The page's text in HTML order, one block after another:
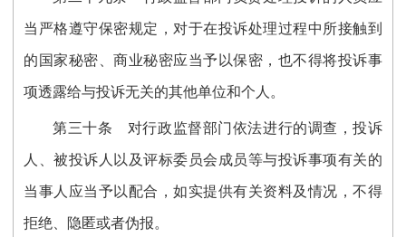
当严格遵守保密规定，对于在投诉处理过程中所接触到
的国家秘密、商业秘密应当予以保密，也不得将投诉事
项透露给与投诉无关的其他单位和个人。
第三十条 对行政监督部门依法进行的调查，投诉
人、被投诉人以及评标委员会成员等与投诉事项有关的
当事人应当予以配合，如实提供有关资料及情况，不得
拒绝、隐匿或者伪报。